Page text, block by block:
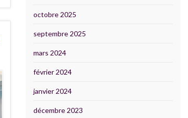
octobre 2025
septembre 2025
mars 2024
février 2024
janvier 2024
décembre 2023